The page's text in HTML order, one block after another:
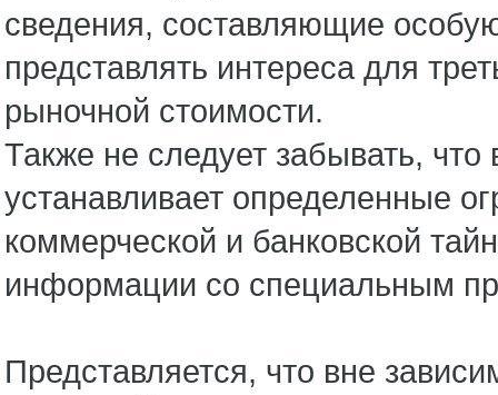
сведения, составляющие
представлять интереса для
рыночной стоимости.
Также не следует забывать,
устанавливает определенные
коммерческой и банковской
информации со специальным
Представляется, что вне